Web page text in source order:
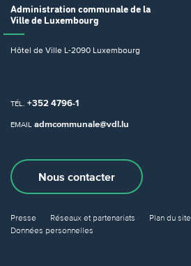
Administration communale de la
Ville de Luxembourg
Hôtel de Ville L-2090 Luxembourg
TÉL. +352 4796-1
EMAIL admcommunale@vdl.lu
Nous contacter
Presse Réseaux et partenariats Plan du site
Données personnelles